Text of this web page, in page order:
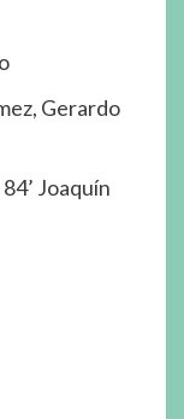
Gerardo
Joaquín